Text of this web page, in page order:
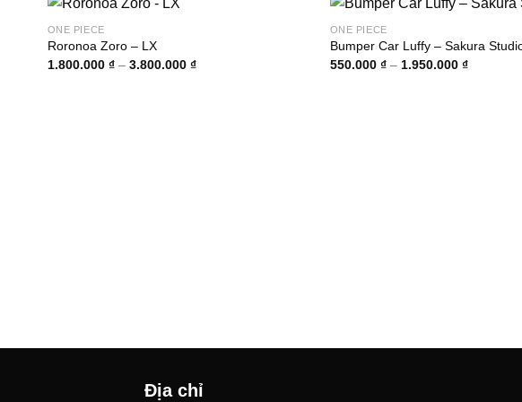
ONE PIECE
Roronoa Zoro – LX
1.800.000 ₫ – 3.800.000 ₫Khoảng
ONE PIECE
Bumper Car Luffy – Sakura
550.000 ₫ – 1.950.000 ₫Khoảng
Địa chỉ